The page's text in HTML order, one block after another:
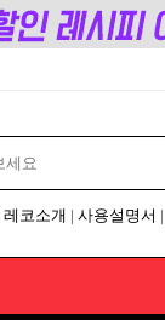
레코소개 | 사용설명서 |